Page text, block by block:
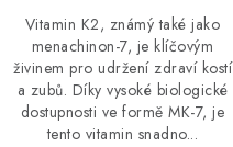
Vitamin K2, známý také jako
menachinon-7, je klíčovým
živinem pro udržení zdraví kostí
a zubů. Díky vysoké biologické
dostupnosti ve formě MK-7, je
tento vitamin snadno...